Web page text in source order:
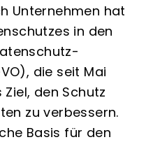
Unternehmen hat
in den
), die seit Mai
den Schutz
zu verbessern.
Basis für den